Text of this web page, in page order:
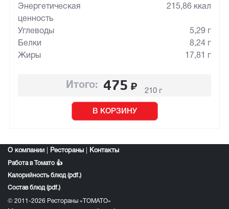
Энергетическая
ценность
215,86 ккал
Углеводы
5,29 г
Белки
8,24 г
Жиры
17,81 г
Итого: 475 ₽ 210 г
В КОРЗИНУ
О компании Рестораны Контакты
Работа в Томато 👍
Калорийность блюд (pdf.)
Состав блюд (pdf.)
© 2011-2026 Рестораны «ТОМАТО»